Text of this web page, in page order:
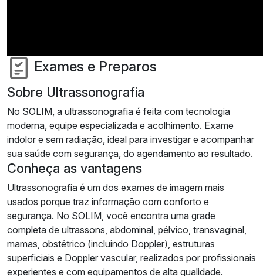
Exames e Preparos
Sobre Ultrassonografia
No SOLIM, a ultrassonografia é feita com tecnologia
moderna, equipe especializada e acolhimento. Exame
indolor e sem radiação, ideal para investigar e acompanhar
sua saúde com segurança, do agendamento ao resultado.
Conheça as vantagens
Ultrassonografia é um dos exames de imagem mais
usados porque traz informação com conforto e
segurança. No SOLIM, você encontra uma grade
completa de ultrassons, abdominal, pélvico, transvaginal,
mamas, obstétrico (incluindo Doppler), estruturas
superficiais e Doppler vascular, realizados por profissionais
experientes e com equipamentos de alta qualidade.